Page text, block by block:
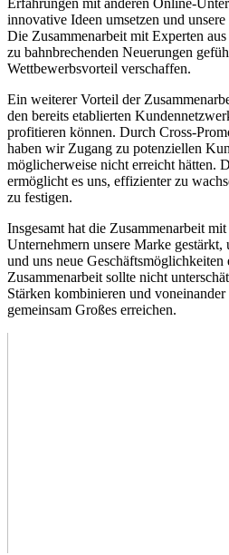
⁢Erfahrungen mit anderen Online-
innovative ‌Ideen umsetzen ‌und​
Die Zusammenarbeit mit Experten
⁤zu bahnbrechenden Neuerungen
Wettbewerbsvorteil ⁤verschaffen.
Ein weiterer Vorteil der
den bereits⁢ etablierten
profitieren können. ‌Durch Cross-
haben wir ⁣Zugang zu​ potenziellen
möglicherweise nicht erreicht ‌hätten.
ermöglicht es uns, effizienter zu
zu festigen.
Insgesamt ​hat die Zusammenarbeit
Unternehmern unsere Marke gestärkt,
und uns neue
Zusammenarbeit sollte nicht
Stärken kombinieren und
gemeinsam Großes erreichen.